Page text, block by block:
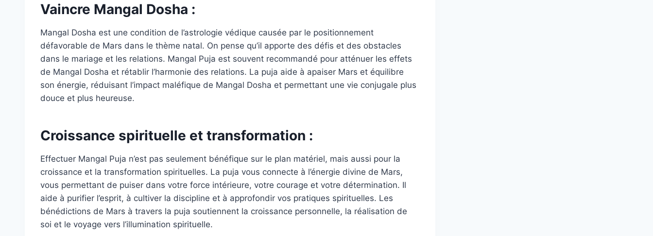
Vaincre Mangal Dosha :
Mangal Dosha est une condition de l’astrologie védique causée par le positionnement
défavorable de Mars dans le thème natal. On pense qu’il apporte des défis et des obstacles
dans le mariage et les relations. Mangal Puja est souvent recommandé pour atténuer les effets
de Mangal Dosha et rétablir l’harmonie des relations. La puja aide à apaiser Mars et équilibre
son énergie, réduisant l’impact maléfique de Mangal Dosha et permettant une vie conjugale plus
douce et plus heureuse.
Croissance spirituelle et transformation :
Effectuer Mangal Puja n’est pas seulement bénéfique sur le plan matériel, mais aussi pour la
croissance et la transformation spirituelles. La puja vous connecte à l’énergie divine de Mars,
vous permettant de puiser dans votre force intérieure, votre courage et votre détermination. Il
aide à purifier l’esprit, à cultiver la discipline et à approfondir vos pratiques spirituelles. Les
bénédictions de Mars à travers la puja soutiennent la croissance personnelle, la réalisation de
soi et le voyage vers l’illumination spirituelle.